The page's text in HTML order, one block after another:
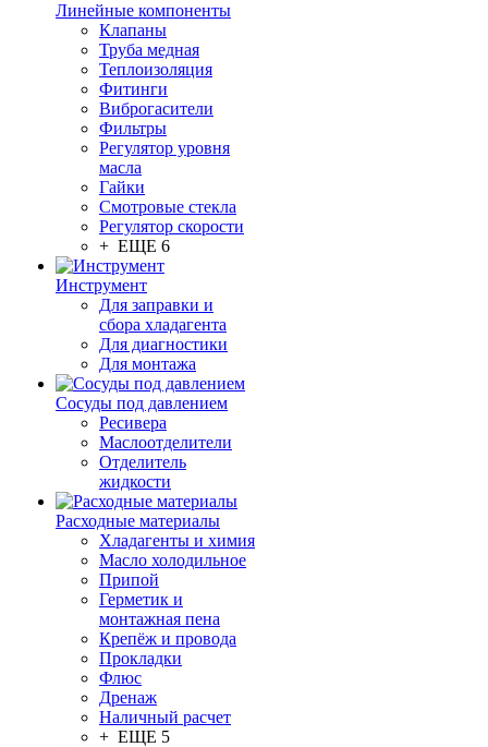
Линейные компоненты
Клапаны
Труба медная
Теплоизоляция
Фитинги
Виброгасители
Фильтры
Регулятор уровня
масла
Гайки
Смотровые стекла
Регулятор скорости
+ ЕЩЕ 6
Инструмент
Для заправки и
сбора хладагента
Для диагностики
Для монтажа
Сосуды под давлением
Ресивера
Маслоотделители
Отделитель
жидкости
Расходные материалы
Хладагенты и химия
Масло холодильное
Припой
Герметик и
монтажная пена
Крепёж и провода
Прокладки
Флюс
Дренаж
Наличный расчет
+ ЕЩЕ 5